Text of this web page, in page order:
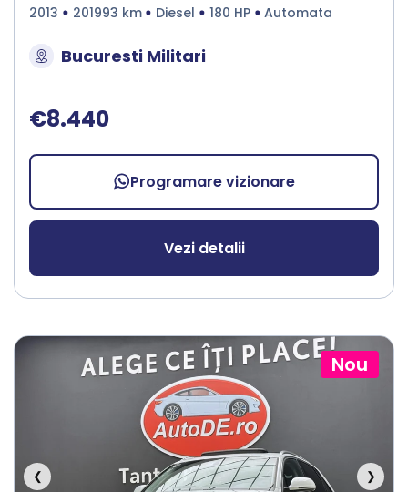
2013 201993 km Diesel 180 HP Automata
Bucuresti Militari
€8.440
Programare vizionare
Vezi detalii
Nou
❮ ❯